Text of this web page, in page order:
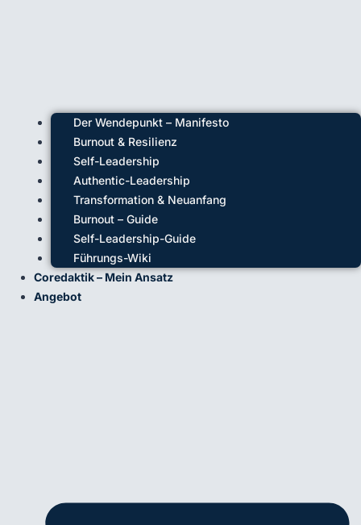
Der Wendepunkt – Manifesto
Burnout & Resilienz
Self-Leadership
Authentic-Leadership
Transformation & Neuanfang
Burnout – Guide
Self-Leadership-Guide
Führungs-Wiki
Coredaktik – Mein Ansatz
Angebot